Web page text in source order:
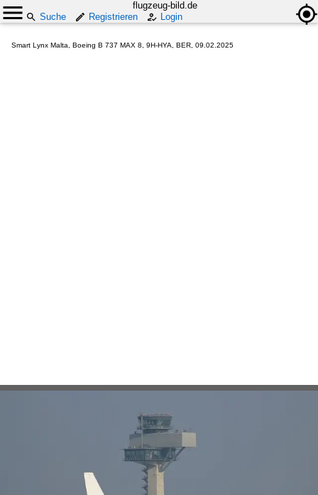
flugzeug-bild.de
Suche
Registrieren Login
Smart Lynx Malta, Boeing B 737 MAX 8, 9H-HYA, BER, 09.02.2025